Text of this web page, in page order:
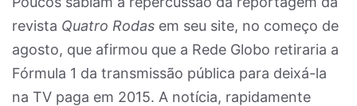
revista Quatro Rodas em seu site, no começo de
agosto, que afirmou que a Rede Globo retiraria a
Fórmula 1 da transmissão pública para deixá-la
na TV paga em 2015. A notícia, rapidamente